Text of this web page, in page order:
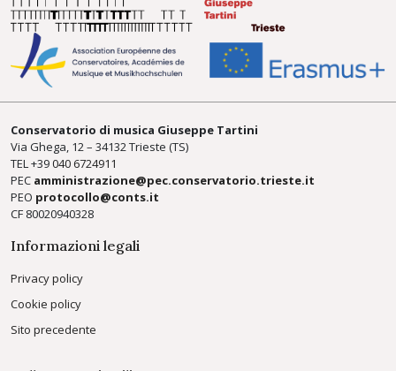
Conservatorio di musica Giuseppe Tartini
Via Ghega, 12 – 34132 Trieste (TS)
TEL +39040 6724911
PEC amministrazione@pec.conservatorio.trieste.it
PEO protocollo@conts.it
CF 80020940328
Informazioni legali
Privacy policy
Cookie policy
Sito precedente